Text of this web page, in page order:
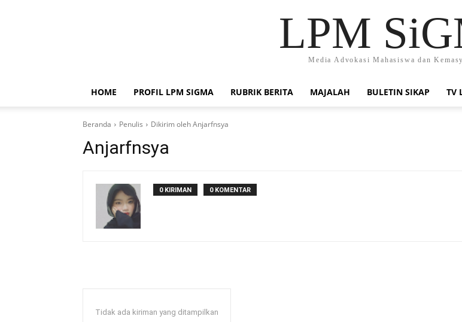
LPM
Media Advokasi Mahasiswa dan
HOME PROFIL LPM SIGMA RUBRIK BERITA MAJALAH BULETIN SIKAP TV
Beranda Penulis Dikirim oleh Anjarfnsya
Anjarfnsya
0 KIRIMAN 0 KOMENTAR
Tidak ada kiriman yang ditampilkan